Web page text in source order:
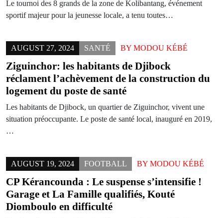
Le tournoi des 8 grands de la zone de Kolibantang, événement
sportif majeur pour la jeunesse locale, a tenu toutes…
AUGUST 27, 2024 SANTÉ BY MODOU KÉBÉ
Ziguinchor: les habitants de Djibock
réclament l’achèvement de la construction du
logement du poste de santé
Les habitants de Djibock, un quartier de Ziguinchor, vivent une
situation préoccupante. Le poste de santé local, inauguré en 2019,
…
AUGUST 19, 2024 FOOTBALL BY MODOU KÉBÉ
CP Kérancounda : Le suspense s’intensifie !
Garage et La Famille qualifiés, Kouté
Diomboulo en difficulté